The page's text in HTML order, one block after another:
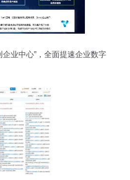
企业中心”，全面提速企业数字